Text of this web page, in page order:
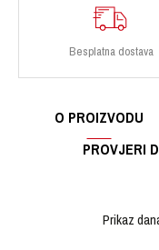
Besplatna dostava
O PROIZVODU
PROVJERI
Prikaz